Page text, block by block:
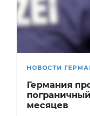
НОВОСТИ
Германия
месяцев